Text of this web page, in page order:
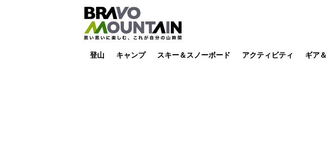
登山 キャンプ スキー＆スノーボード アクティビティ ギア